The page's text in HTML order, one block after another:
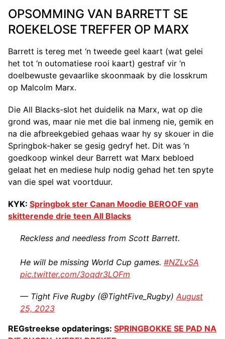
OPSOMMING VAN BARRETT SE
ROEKELOSE TREFFER OP MARX
Barrett is tereg met ‘n tweede geel kaart (wat gelei
het tot ‘n outomatiese rooi kaart) gestraf vir ‘n
doelbewuste gevaarlike skoonmaak by die losskrum
op Malcolm Marx.
Die All Blacks-slot het duidelik na Marx, wat op die
grond was, maar nie met die bal inmeng nie, gemik en
na die afbreekgebied gehaas waar hy sy skouer in die
Springbok-haker se gesig gedryf het. Dit was ‘n
goedkoop winkel deur Barrett wat Marx bebloed
gelaat het en mediese hulp nodig gehad het ten spyte
van die spel wat voortduur.
KYK: Springbok ster Canan Moodie BEROOF van
skitterende drie teen All Blacks
Reckless and needless from Scott Barrett.
He will be missing World Cup games. #NZLvSA
pic.twitter.com/3oqdr3LOFm
— Tight Five Rugby (@TightFive_Rugby) August
25, 2023
REGstreekse opdaterings: SPRINGBOKKE SE PAD NA